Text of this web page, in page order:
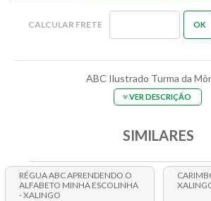
ABC Ilustrado Turma da
VER DESCRIÇÃO
SIMILARES
RÉGUA ABC APRENDENDO O
ALFABETO MINHA ESCOLINHA
- XALINGO